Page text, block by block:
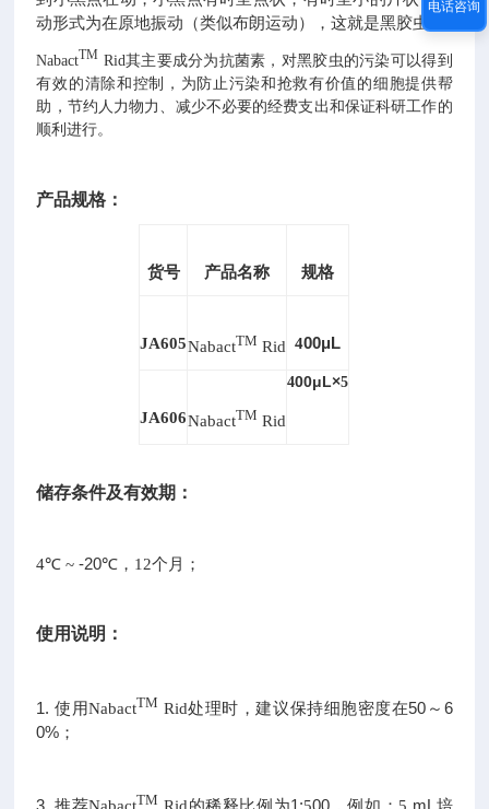
动形式为在原地振动（类似布朗运动），这就是黑胶虫。
NabactTM Rid其主要成分为抗菌素，对黑胶虫的污染可以得到
有效的清除和控制，为防止污染和抢救有价值的细胞提供帮
助，节约人力物力、减少不必要的经费支出和保证科研工作的
顺利进行。
产品规格 ：
货号 产品名称 规格
JA605NabactTM Rid 400μL
JA606NabactTM Rid
400μL×5
储存条件及有效期：
4℃ ~-20℃， 12个月 ；
使用说明：
1. 使用NabactTM Rid处理时，建议保持细胞密度在50～6
0% ；
3. 推荐NabactTM Rid的稀释比例为1:500，例如： 5 mL培
电话咨询